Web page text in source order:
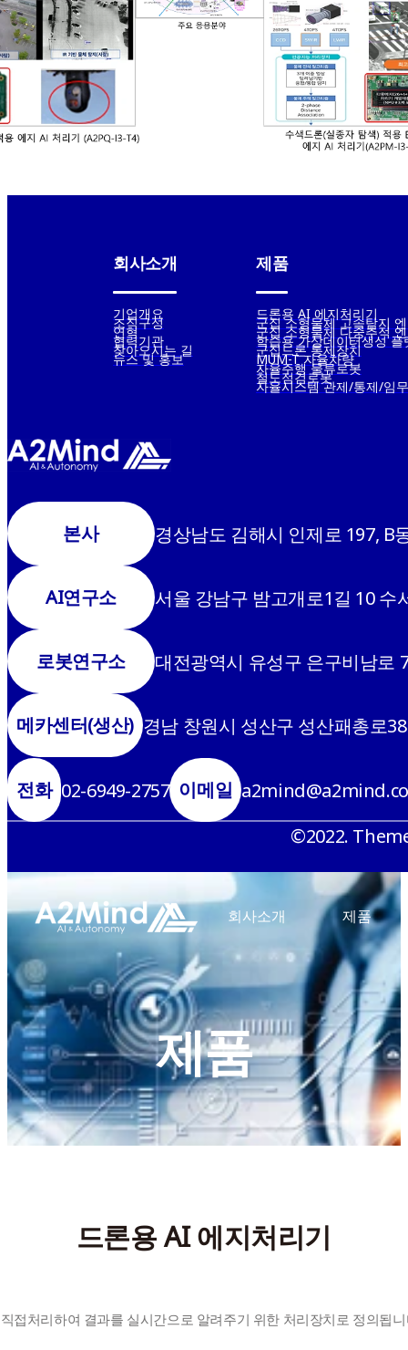
회사소개
기업개요
조직구성
연혁
협력기관
찾아오시는 길
뉴스 및 홍보
제품
드론용 AI 에지처리기
군집 소형물체 고속탐지
군집 소형물체 다중추적
학습용 가상데이터생성 플
군집드론 통제장치
MUM-T 자율차량
자율주행 물류로봇
철도점검로봇
자율시스템 관제/통제/임
본사 경상남도 김해시 인제로 197, B
AI연구소 서울 강남구 밤고개로1길 10 수
로봇연구소 대전광역시 유성구 은구비남로
메카센터(생산) 경남 창원시 성산구 성산패총로
전화 02-6949-2757 이메일
©2022.
회사소개 제품
제품
드론용 AI 에지처리기
접처리하여 결과를 실시간으로 알려주기 위한 처리장치로 정의됩니